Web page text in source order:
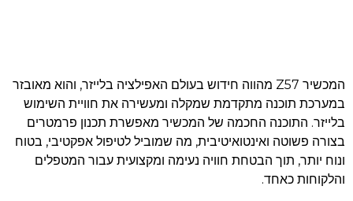
המכשיר Z57 מהווה חידוש בעולם האפילציה בלייזר, והוא מאובזר
במערכת תוכנה מתקדמת שמקלה ומעשירה את חוויית השימוש
בלייזר. התוכנה החכמה של המכשיר מאפשרת תכנון פרמטרים
בצורה פשוטה ואינטואיטיבית, מה שמוביל לטיפול אפקטיבי, בטוח
ונוח יותר, תוך הבטחת חוויה נעימה ומקצועית עבור המטפלים
והלקוחות כאחד.